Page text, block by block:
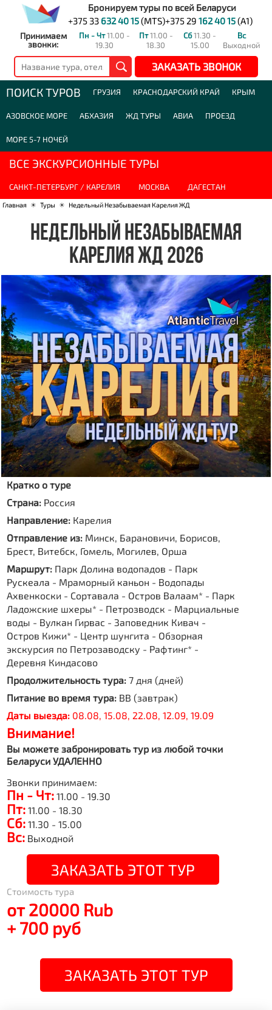
Бронируем туры по всей Беларуси
+375 33 632 40 15(MTS)+375 29 162 40 15(A1)
Принимаем
звонки:
Пн - Чт11.00 -
19.30
Пт11.00 -
18.30
Сб11.30 -
15.00
Вс
Выходной
ЗАКАЗАТЬ ЗВОНОК
ПОИСК ТУРОВ ГРУЗИЯ КРАСНОДАРСКИЙ КРАЙ КРЫМ
АЗОВСКОЕ МОРЕ АБХАЗИЯ ЖД ТУРЫ АВИА ПРОЕЗД
МОРЕ 5-7 НОЧЕЙ
ВСЕ ЭКСКУРСИОННЫЕ ТУРЫ
САНКТ-ПЕТЕРБУРГ / КАРЕЛИЯ МОСКВА ДАГЕСТАН
Главная ☀ Туры ☀ Недельный Незабываемая Карелия ЖД
НЕДЕЛЬНЫЙ НЕЗАБЫВАЕМАЯ
КАРЕЛИЯ ЖД 2026
Кратко о туре
Страна: Россия
Направление: Карелия
Отправление из: Минск, Барановичи, Борисов,
Брест, Витебск, Гомель, Могилев, Орша
Маршрут: Парк Долина водопадов - Парк
Рускеала - Мраморный каньон - Водопады
Ахвенкоски - Сортавала - Остров Валаам* - Парк
Ладожские шхеры* - Петрозводск - Марциальные
воды - Вулкан Гирвас - Заповедник Кивач -
Остров Кижи* - Центр шунгита - Обзорная
экскурсия по Петрозаводску - Рафтинг* -
Деревня Киндасово
Продолжительность тура:7 дня (дней)
Питание во время тура: BB (завтрак)
Даты выезда: 08.08, 15.08, 22.08, 12.09, 19.09
Внимание!
Вы можете забронировать тур из любой точки
Беларуси УДАЛЕННО
Звонки принимаем:
Пн - Чт: 11.00 - 19.30
Пт: 11.00 - 18.30
Сб: 11.30 - 15.00
Вс: Выходной
ЗАКАЗАТЬ ЭТОТ ТУР
Стоимость тура
от 20000 Rub
+ 700 руб
ЗАКАЗАТЬ ЭТОТ ТУР